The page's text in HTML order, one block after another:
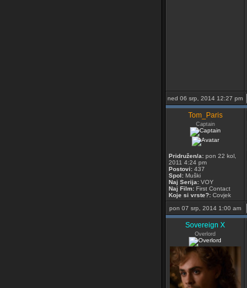
ned 06 srp, 2014 12:27 pm
Tom_Paris
Captain
Pridružen/a: pon 22 kol,
2011 4:24 pm
Postovi: 437
Spol: Muški
Naj Serija: VOY
Naj Film: First Contact
Koje si vrste?: Covjek
pon 07 srp, 2014 1:00 am
Sovereign X
Overlord